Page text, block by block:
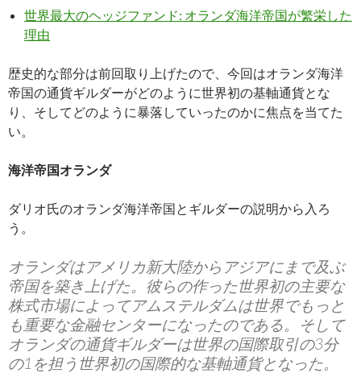
世界最大のヘッジファンド: オランダ海洋帝国が繁栄した
理由
歴史的な部分は前回取り上げたので、今回はオランダ海洋
帝国の通貨ギルダーがどのように世界初の基軸通貨とな
り、そしてどのように暴落していったのかに焦点を当てた
い。
海洋帝国オランダ
ダリオ氏のオランダ海洋帝国とギルダーの説明から入ろ
う。
オランダはアメリカ新大陸からアジアにまで及ぶ
帝国を築き上げた。彼らの作った世界初の主要な
株式市場によってアムステルダムは世界でもっと
も重要な金融センターになったのである。そして
オランダの通貨ギルダーは世界の国際取引の3分
の1を担う世界初の国際的な基軸通貨となった。